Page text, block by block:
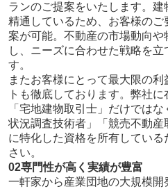
ランのご提案をいたします。
精通しているため、お客様の
案が可能。不動産の市場動向
し、ニーズに合わせた戦略を
す。
またお客様にとって最大限の
トも徹底しております。弊社
「宅地建物取引⼠」だけでは
状況調査技術者」「競売不動
に特化した資格を所有してい
さい。
02専門性が高く実績が豊富
一軒家から産業団地の⼤規模